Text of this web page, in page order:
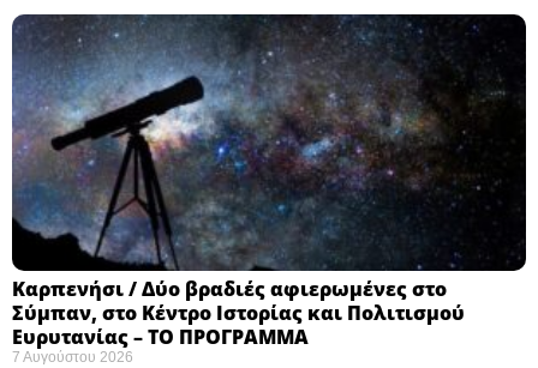
Καρπενήσι / Δύο βραδιές αφιερωμένες στο
Σύμπαν, στο Κέντρο Ιστορίας και Πολιτισμού
Ευρυτανίας – ΤΟ ΠΡΟΓΡΑΜΜΑ
7 Αυγούστου 2026